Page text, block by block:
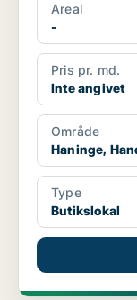
Areal
-
Pris pr. md.
Inte angivet
Område
Haninge,
Type
Butikslokal